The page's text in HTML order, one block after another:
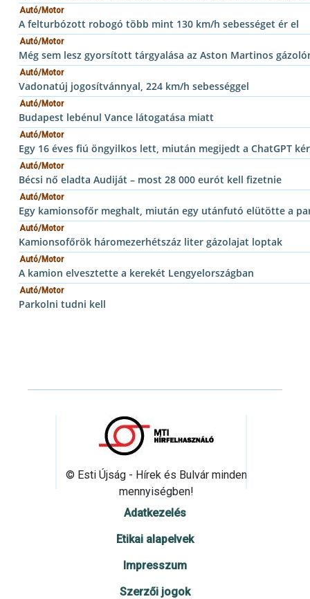
Autó/Motor
A felturbózott robogó több mint 130 km/h sebességet ér el
Autó/Motor
Még sem lesz gyorsított tárgyalása az Aston Martinos
Autó/Motor
Vadonatúj jogosítvánnyal, 224 km/h sebességgel
Autó/Motor
Budapest lebénul Vance látogatása miatt
Autó/Motor
Egy 16 éves fiú öngyilkos lett, miután megijedt a ChatGPT
Autó/Motor
Bécsi nő eladta Audiját – most 28 000 eurót kell fizetnie
Autó/Motor
Egy kamionsofőr meghalt, miután egy utánfutó elütötte a
Autó/Motor
Kamionsofőrök háromezerhétszáz liter gázolajat loptak
Autó/Motor
A kamion elvesztette a kerekét Lengyelországban
Autó/Motor
Parkolni tudni kell
© Esti Újság - Hírek és Bulvár minden
mennyiségben!
Adatkezelés
Etikai alapelvek
Impresszum
Szerzői jogok